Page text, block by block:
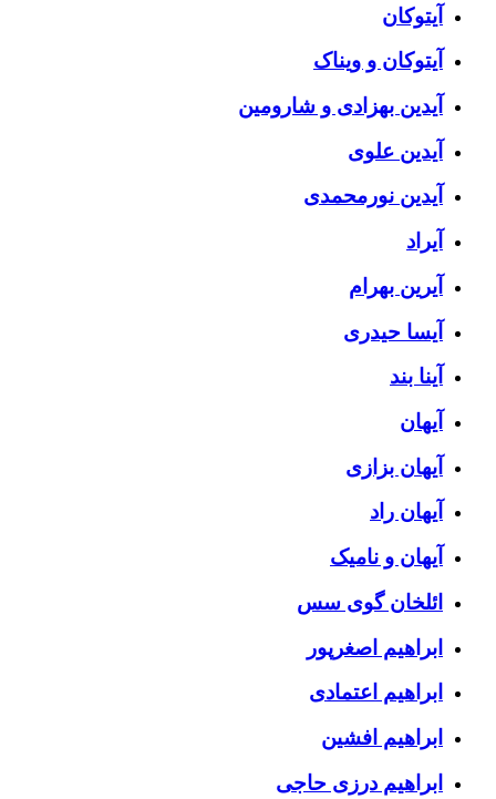
آیتوکان
آیتوکان و ویناک
آیدین بهزادی و شارومین
آیدین علوی
آیدین نورمحمدی
آیراد
آیرین بهرام
آیسا حیدری
آینا بند
آیهان
آیهان بزازی
آیهان راد
آیهان و نامیک
ائلخان گوی سس
ابراهیم اصغرپور
ابراهیم اعتمادی
ابراهیم افشین
ابراهیم درزی حاجی